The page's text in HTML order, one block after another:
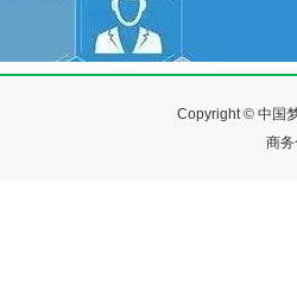
Copyright © 中国
商